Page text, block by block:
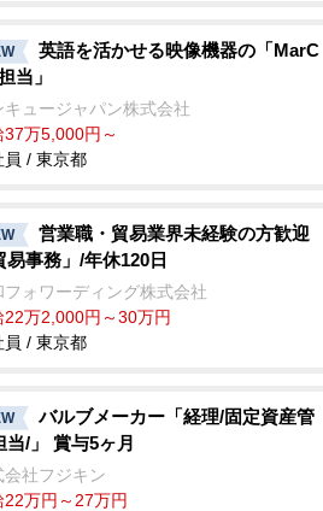
英語を活かせる映像機器の「MarC
当」
キュージャパン株式会社
37万5,000円～
員 / 東京都
営業職・貿易業界未経験の方歓迎
易事務」/年休120日
フォワーディング株式会社
22万2,000円～30万円
員 / 東京都
バルブメーカー「経理/固定資産管
当/」 賞与5ヶ月
会社フジキン
22万円～27万円